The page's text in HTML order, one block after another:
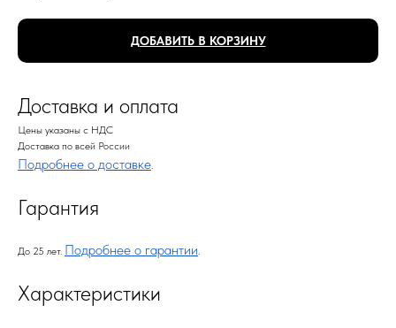
ДОБАВИТЬ В КОРЗИНУ
Доставка и оплата
Цены указаны с НДС
Доставка по всей России
Подробнее о доставке.
Гарантия
До 25 лет. Подробнее о гарантии.
Характеристики